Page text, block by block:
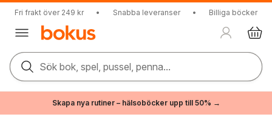
Fri frakt över 249 kr • Snabba leveranser • Billiga böcker
Sök bok, spel, pussel, penna...
Skapa nya rutiner – hälsoböcker upp till 50% →